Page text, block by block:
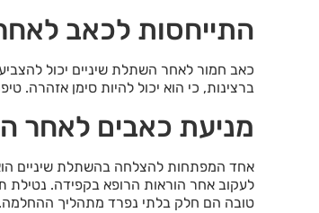
התייחסות לכאב
כאב חמור לאחר השתלת שיניים יכול
ברצינות, כי הוא יכול להיות סימן אזהרה.
מניעת כאבים לאחר
אחד המפתחות להצלחה בהשתלת שיניים
לעקוב אחר הוראות הרופא בקפידה. נטילת
טובה הם חלק בלתי נפרד מתהליך ההחלמה.